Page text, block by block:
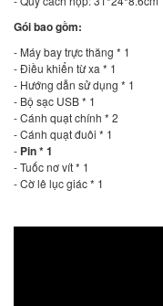
Gói bao gồm:
- Máy bay trực thăng * 1
- Điều khiển từ xa * 1
- Hướng dẫn sử dụng * 1
- Bộ sạc USB * 1
- Cánh quạt chính * 2
- Cánh quạt đuôi * 1
- Pin * 1
- Tuốc nơ vít * 1
- Cờ lê lục giác * 1